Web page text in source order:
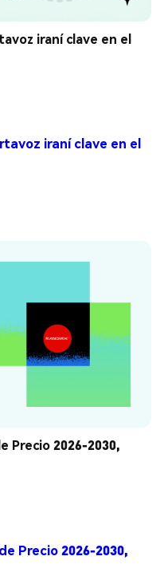
iraní clave en el
iraní clave en el
Precio 2026-2030,
Precio 2026-2030,